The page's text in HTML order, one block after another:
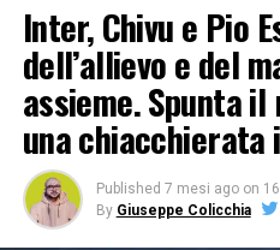
Inter, Chivu e Pio
dell’allievo e del
assieme. Spunta
una
Published 7 mesi ago on
By Giuseppe Colicchia